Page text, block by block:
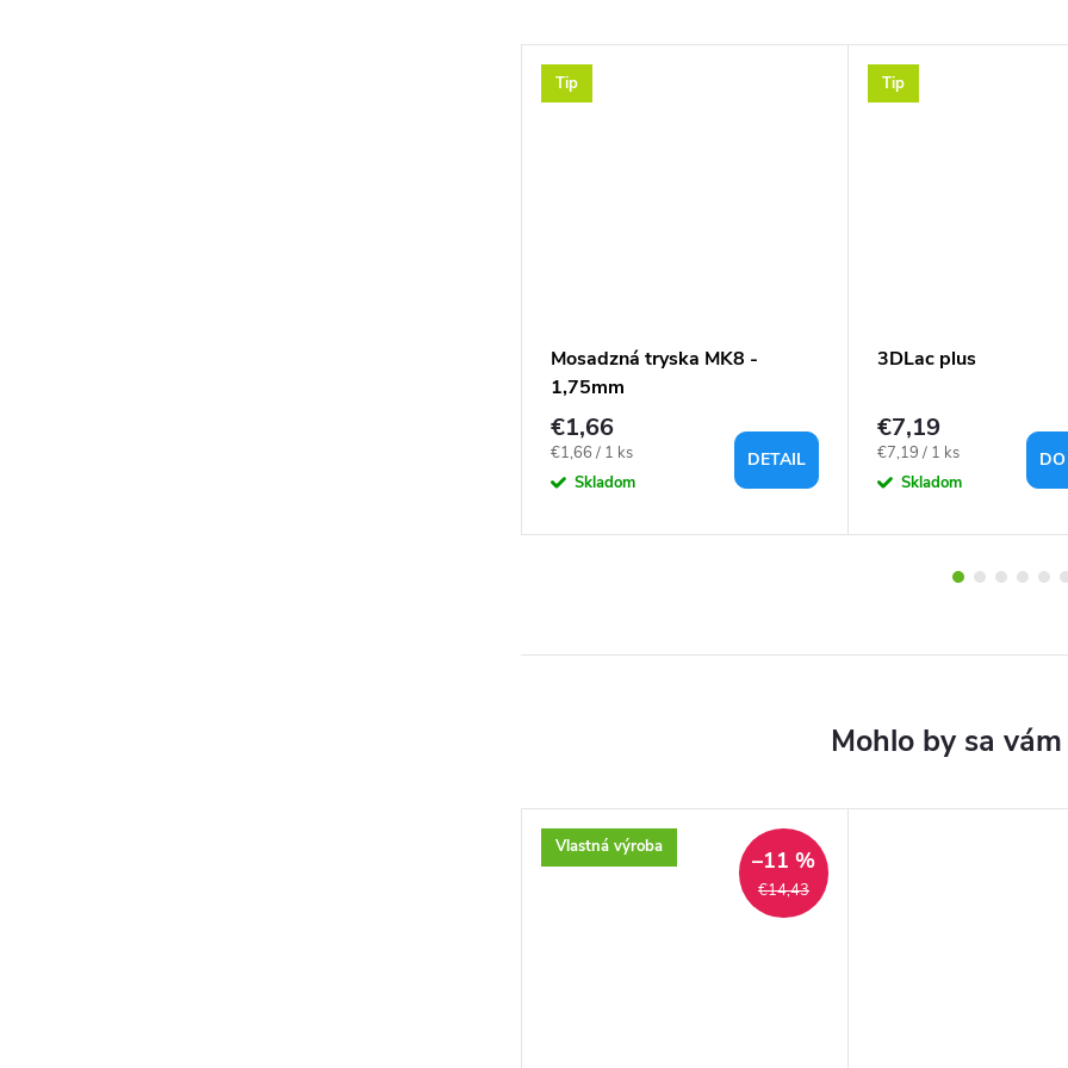
Tip
Mosadzná tryska MK8 -
1,75mm
€1,66
Jednotková
cena:
€1,66 / 1 ks
Skladom
DETAIL
Tip
3DLac plus
€7,19
Jednotková
cena:
€7,19 / 1 ks
Skladom
Vlastná výroba
€14,43
–11 %